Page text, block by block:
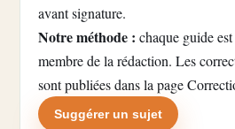
avant signature.
Notre méthode : chaque guide
membre de la rédaction. Les
sont publiées dans la page
Suggérer un sujet